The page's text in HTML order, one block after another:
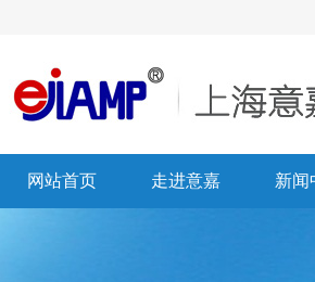
网站首页 走进意嘉 新闻